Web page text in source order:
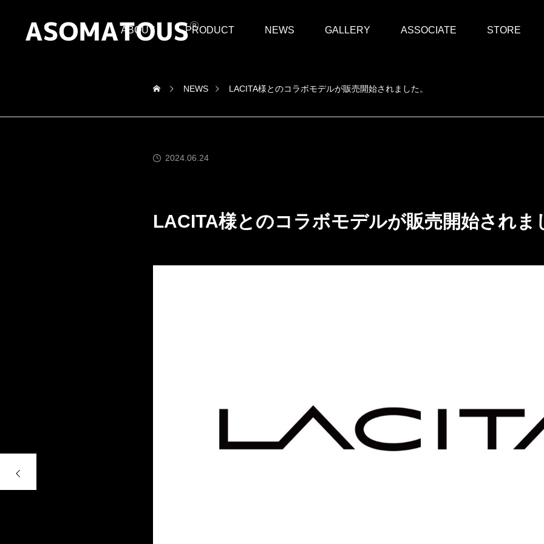
ABOUT PRODUCT NEWS GALLERY ASSOCIATE STORE
NEWS LACITA様とのコラボモデルが販売開始されました。
2024.06.24
LACITA様とのコラボモデルが販売開始されま